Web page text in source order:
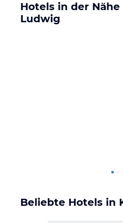
Hotels in der
Ludwig
Beliebte Hotels in